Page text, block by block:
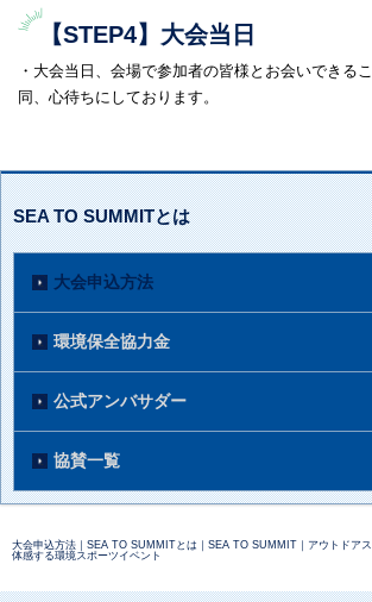
【STEP4】大会当日
・大会当日、会場で参加者の皆様とお会いできる
同、心待ちにしております。
SEA TO SUMMITとは
大会申込方法
環境保全協力金
公式アンバサダー
協賛一覧
大会申込方法｜SEA TO SUMMITとは｜SEA TO SUMMIT｜アウトドア
体感する環境スポーツイベント